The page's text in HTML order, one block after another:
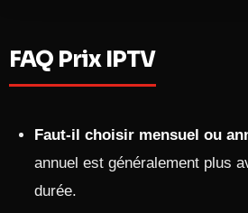
FAQ Prix IPTV
Faut-il choisir mensuel ou
annuel est généralement plus
durée.